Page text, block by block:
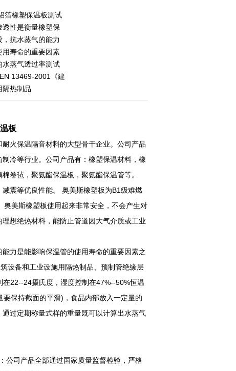
箔橡塑保温板测试
透性是衡量橡塑保
抗水蒸气的能力
用寿命的重要因素
水蒸气透过率测试
13469-2001《建
隔热制品
板
火保温隔音材料的大型骨干企业。公司产品
冷等行业。公司产品有：橡塑保温材料，橡
卷毡，聚氨酯保温板，聚氨酯保温管等。
震等优良性能。 奥美斯橡塑板为B1级难燃
美斯橡塑板使用起来非常安全，不会产生对
想绝热材料，能防止管道因大气介质或工业
力是能影响保温管的使用寿命的重要因素之
设备和工业设施用隔热制品、预制管绝缘层
22--24摄氏度，湿度控制在47%--50%恒温
保持截面的平滑)，食品内部放入一定量的
过定期称量式样的重量既可以计算出水蒸气
公司产品全部通过国家质量监督检验，严格